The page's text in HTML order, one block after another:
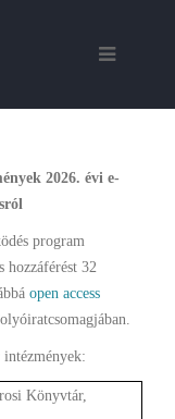
2026. évi e-
program
hozzáférést 32
open access
Könyvtár,